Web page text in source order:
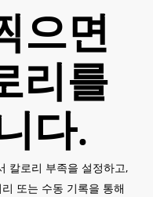
으면
리를
다.
칼로리 부족을 설정하고,
또는 수동 기록을 통해